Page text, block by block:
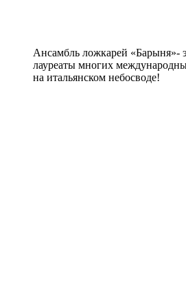
Ансамбль ложкарей «Барыня»-
лауреаты многих
на итальянском небосводе!